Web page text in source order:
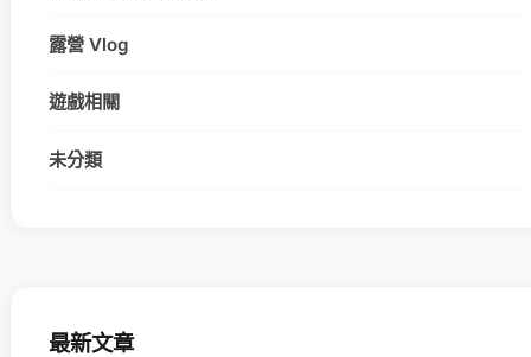
露營 Vlog
遊戲相關
未分類
最新文章